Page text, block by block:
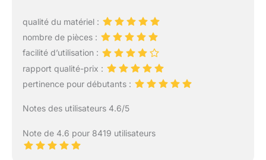
qualité du matériel :
nombre de pièces :
facilité d’utilisation :
rapport qualité-prix :
pertinence pour débutants :
Notes des utilisateurs 4.6/5
Note de 4.6 pour 8419 utilisateurs